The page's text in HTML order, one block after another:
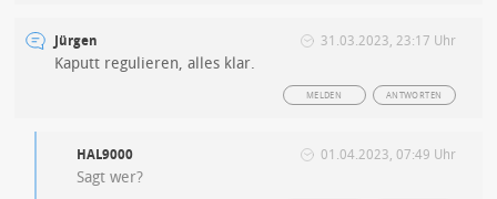
Jürgen 31.03.2023, 23:17 Uhr
Kaputt regulieren, alles klar.
ANTWORTEN
MELDEN
HAL9000 01.04.2023, 07:49 Uhr
Sagt wer?